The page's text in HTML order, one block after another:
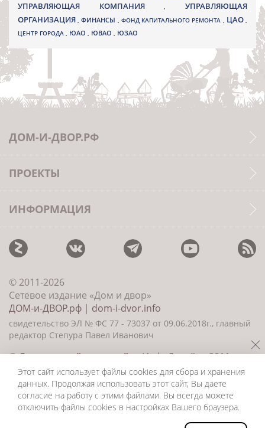
УПРАВЛЯЮЩАЯ КОМПАНИЯ,УПРАВЛЯЮЩАЯ
ОРГАНИЗАЦИЯ,ФИНАНСЫ , ФОНД КАПИТАЛЬНОГО РЕМОНТА , ЦАО,
ЦЕНТР ГОРОДА , ЮАО , ЮВАО , ЮЗАО
ДОМ-И-ДВОР.РФ
ПРОЕКТЫ
ИНФОРМАЦИЯ
© 2011-2026
Сетевое издание «Дом и двор»
ДОМ-и-ДВОР.рф | dom-i-dvor.info
свидетельство ЭЛ № ФС 77 - 73037 от 09.06.2018г., главный
редактор Степура Павел Иванович
©Создание сайта и дизайн«ИнфоДизайн» 2011—
2026
Этот сайт использует файлы cookies для сбора и хранения
данных. Продолжая использовать этот сайт, Вы даете
согласие на работу с этими файлами. Вы всегда можете
отключить файлы cookies в настройках Вашего браузера.